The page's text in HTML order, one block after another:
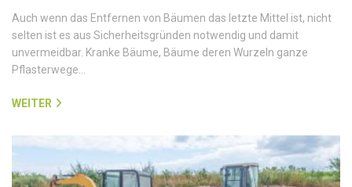
Auch wenn das Entfernen von Bäumen das letzte Mittel ist, nicht
selten ist es aus Sicherheitsgründen notwendig und damit
unvermeidbar. Kranke Bäume, Bäume deren Wurzeln ganze
Pflasterwege…
WEITER